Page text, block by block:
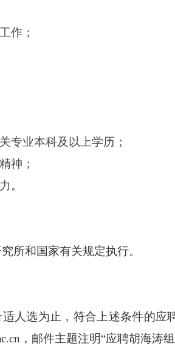
作；
专业本科及以上学历；
神；
。
所和国家有关规定执行。
人选为止，符合上述条件的应
，邮件主题注明“应聘胡海涛组